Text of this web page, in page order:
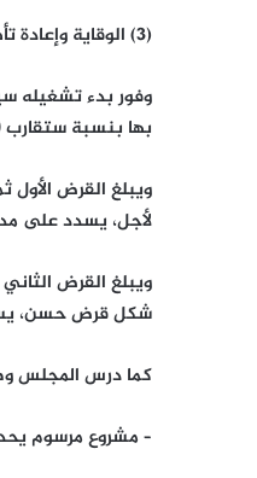
(3) الوقاية وإعادة تأهيل القلب والتثقيف العلاجي والصحي للمرضى.
وفور بدء تشغيله
بها بنسبة ستقارب 100% من السكان الموريتانيين.
لأجل، يسدد على مدى 20 سنة من ضمنها فترة سماح تصل إلى 4 سنوات وبهامش ربح بواقع
شكل قرض حسن، يسدد على مدى 25 سنة من ضمنها فترة سماح تصل
كما درس المجلس
– مشروع مرسوم